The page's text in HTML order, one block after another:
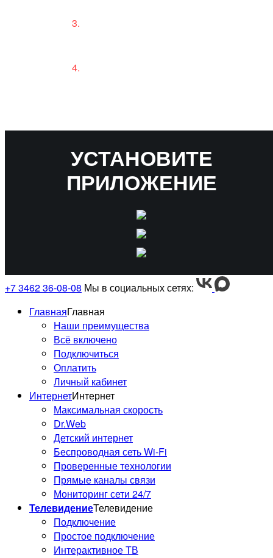
УСТАНОВИТЕ
ПРИЛОЖЕНИЕ
+7 3462 36-08-08 Мы в социальных сетях:
ГлавнаяГлавная
Наши преимущества
Всё включено
Подключиться
Оплатить
Личный кабинет
ИнтернетИнтернет
Максимальная скорость
Dr.Web
Детский интернет
Беспроводная сеть Wi-Fi
Проверенные технологии
Прямые каналы связи
Мониторинг сети 24/7
ТелевидениеТелевидение
Подключение
Простое подключение
Интерактивное ТВ